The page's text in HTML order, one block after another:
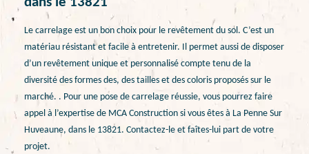
Le carrelage est un bon choix pour le revêtement du sol. C’est un
matériau résistant et facile à entretenir. Il permet aussi de disposer
d’un revêtement unique et personnalisé compte tenu de la
diversité des formes des, des tailles et des coloris proposés sur le
marché. . Pour une pose de carrelage réussie, vous pourrez faire
appel à l’expertise de MCA Construction si vous êtes à La Penne Sur
Huveaune, dans le 13821. Contactez-le et faîtes-lui part de votre
projet.